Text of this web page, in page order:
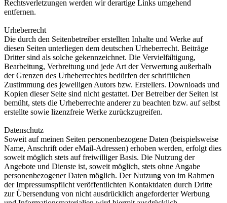
Rechtsverletzungen werden wir derartige Links umgehend
entfernen.
Urheberrecht
Die durch den Seitenbetreiber erstellten Inhalte und Werke auf
diesen Seiten unterliegen dem deutschen Urheberrecht. Beiträge
Dritter sind als solche gekennzeichnet. Die Vervielfältigung,
Bearbeitung, Verbreitung und jede Art der Verwertung außerhalb
der Grenzen des Urheberrechtes bedürfen der schriftlichen
Zustimmung des jeweiligen Autors bzw. Erstellers. Downloads und
Kopien dieser Seite sind nicht gestattet. Der Betreiber der Seiten ist
bemüht, stets die Urheberrechte anderer zu beachten bzw. auf selbst
erstellte sowie lizenzfreie Werke zurückzugreifen.
Datenschutz
Soweit auf meinen Seiten personenbezogene Daten (beispielsweise
Name, Anschrift oder eMail-Adressen) erhoben werden, erfolgt dies
soweit möglich stets auf freiwilliger Basis. Die Nutzung der
Angebote und Dienste ist, soweit möglich, stets ohne Angabe
personenbezogener Daten möglich. Der Nutzung von im Rahmen
der Impressumspflicht veröffentlichten Kontaktdaten durch Dritte
zur Übersendung von nicht ausdrücklich angeforderter Werbung